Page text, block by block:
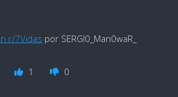
r/7Vidas por SERGI0_Man0waR_
1 0